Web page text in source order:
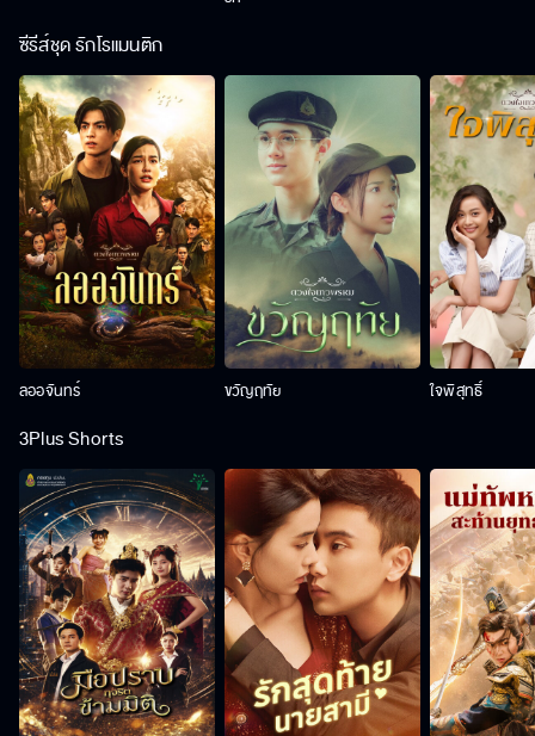
ซีรีส์ชุด รักโรแมนติก
ลออจันทร์ ขวัญฤทัย ใจพิสุทธิ์
3Plus Shorts